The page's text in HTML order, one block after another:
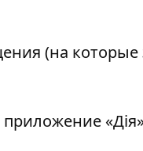
(на которые
приложение